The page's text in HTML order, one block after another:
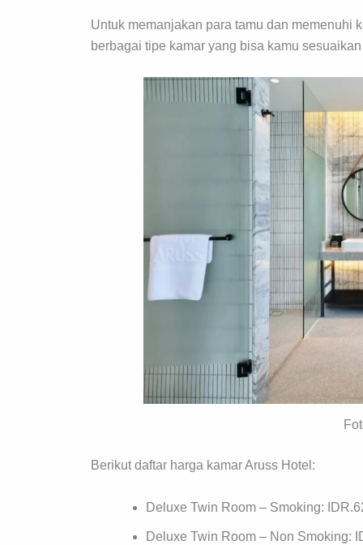
Untuk memanjakan para tamu dan memenuhi
berbagai tipe kamar yang bisa kamu
Berikut daftar harga kamar Aruss Hotel:
Deluxe Twin Room – Smoking:
Deluxe Twin Room – Non Smoking: